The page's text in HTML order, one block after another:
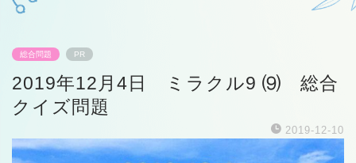
総合問題 PR
2019年12月4日 ミラクル9 ⑼ 総合
クイズ問題
2019-12-10